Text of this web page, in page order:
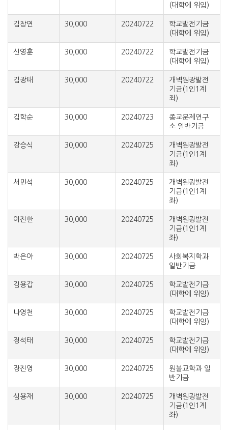
(대학에 위임)
김창연 30,000 20240722
학교발전기금
(대학에 위임)
신영훈 30,000 20240722
학교발전기금
(대학에 위임)
김광태 30,000 20240722
개벽원광발전
기금(1인1계
좌)
김학순 30,000 20240723
종교문제연구
소 일반기금
강승식 30,000 20240725
개벽원광발전
기금(1인1계
좌)
서민석 30,000 20240725
개벽원광발전
기금(1인1계
좌)
이진한 30,000 20240725
개벽원광발전
기금(1인1계
좌)
박은아 30,000 20240725
사회복지학과
일반기금
김용갑 30,000 20240725
학교발전기금
(대학에 위임)
나영천 30,000 20240725
학교발전기금
(대학에 위임)
정석태 30,000 20240725
학교발전기금
(대학에 위임)
장진영 30,000 20240725
원불교학과 일
반기금
심용재 30,000 20240725
개벽원광발전
기금(1인1계
좌)